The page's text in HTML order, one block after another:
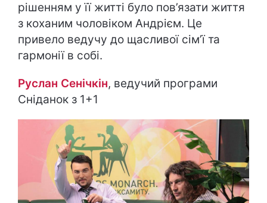
рішенням у її житті було пов’язати життя
з коханим чоловіком Андрієм. Це
привело ведучу до щасливої сім’ї та
гармонії в собі.
Руслан Сенічкін, ведучий програми
Сніданок з 1+1